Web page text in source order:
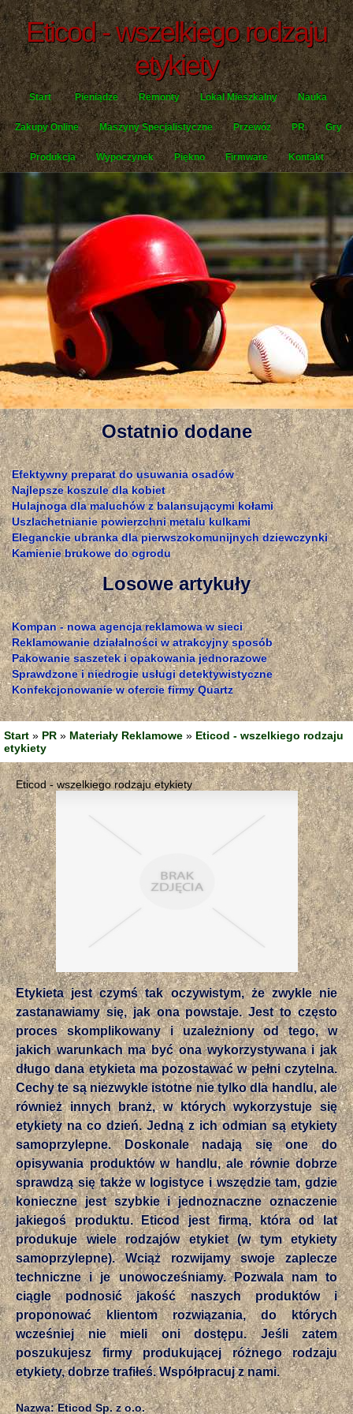
Eticod - wszelkiego rodzaju
etykiety
Start Pieniądze Remonty Lokal Mieszkalny Nauka
Zakupy Online Maszyny Specjalistyczne Przewóz PR Gry
Produkcja Wypoczynek Piękno Firmware Kontakt
Ostatnio dodane
Efektywny preparat do usuwania osadów
Najlepsze koszule dla kobiet
Hulajnoga dla maluchów z balansującymi kołami
Uszlachetnianie powierzchni metalu kulkami
Eleganckie ubranka dla pierwszokomunijnych dziewczynki
Kamienie brukowe do ogrodu
Losowe artykuły
Kompan - nowa agencja reklamowa w sieci
Reklamowanie działalności w atrakcyjny sposób
Pakowanie saszetek i opakowania jednorazowe
Sprawdzone i niedrogie usługi detektywistyczne
Konfekcjonowanie w ofercie firmy Quartz
Start » PR » Materiały Reklamowe » Eticod - wszelkiego rodzaju
etykiety
Eticod - wszelkiego rodzaju etykiety
Etykieta jest czymś tak oczywistym, że zwykle nie
zastanawiamy się, jak ona powstaje. Jest to często
proces skomplikowany i uzależniony od tego, w
jakich warunkach ma być ona wykorzystywana i jak
długo dana etykieta ma pozostawać w pełni czytelna.
Cechy te są niezwykle istotne nie tylko dla handlu, ale
również innych branż, w których wykorzystuje się
etykiety na co dzień. Jedną z ich odmian są etykiety
samoprzylepne. Doskonale nadają się one do
opisywania produktów w handlu, ale równie dobrze
sprawdzą się także w logistyce i wszędzie tam, gdzie
konieczne jest szybkie i jednoznaczne oznaczenie
jakiegoś produktu. Eticod jest firmą, która od lat
produkuje wiele rodzajów etykiet (w tym etykiety
samoprzylepne). Wciąż rozwijamy swoje zaplecze
techniczne i je unowocześniamy. Pozwala nam to
ciągle podnosić jakość naszych produktów i
proponować klientom rozwiązania, do których
wcześniej nie mieli oni dostępu. Jeśli zatem
poszukujesz firmy produkującej różnego rodzaju
etykiety, dobrze trafiłeś. Współpracuj z nami.
Nazwa: Eticod Sp. z o.o.